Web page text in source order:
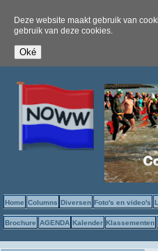
Deze website maakt gebruik van
gebruik van deze cookies.
Home Columns Diversen Foto's en video's
Brochure AGENDA Kalender Klassementen